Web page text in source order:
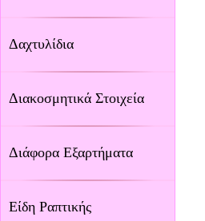
Δαχτυλίδια
Διακοσμητικά Στοιχεία
Διάφορα Εξαρτήματα
Είδη Ραπτικής